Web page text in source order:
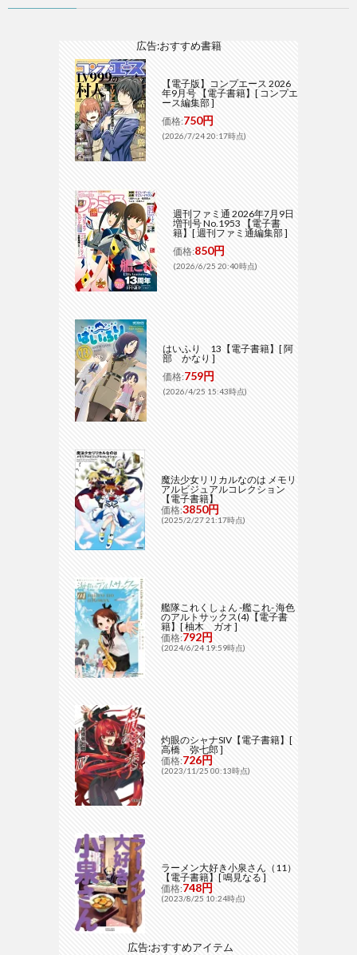
広告:おすすめ書籍
【電子版】コンプエース 2026
年9月号 【電子書籍】[ コンプエ
ース編集部 ]
価格:750円
(2026/7/24 20:17時点)
週刊ファミ通 2026年7月9日
増刊号 No.1953 【電子書
籍】[ 週刊ファミ通編集部 ]
価格:850円
(2026/6/25 20:40時点)
はいふり 13【電子書籍】[ 阿
部 かなり ]
価格:759円
(2026/4/25 15:43時点)
魔法少女リリカルなのは メモリ
アルビジュアルコレクション
【電子書籍】
価格:3850円
(2025/2/27 21:17時点)
艦隊これくしょん -艦これ- 海色
のアルトサックス(4)【電子書
籍】[ 柚木 ガオ ]
価格:792円
(2024/6/24 19:59時点)
灼眼のシャナSIV【電子書籍】[
高橋 弥七郎 ]
価格:726円
(2023/11/25 00:13時点)
ラーメン大好き小泉さん（11）
【電子書籍】[ 鳴見なる ]
価格:748円
(2023/8/25 10:24時点)
広告:おすすめアイテム